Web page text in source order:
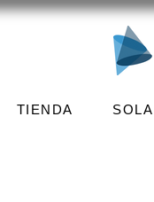
TIENDA